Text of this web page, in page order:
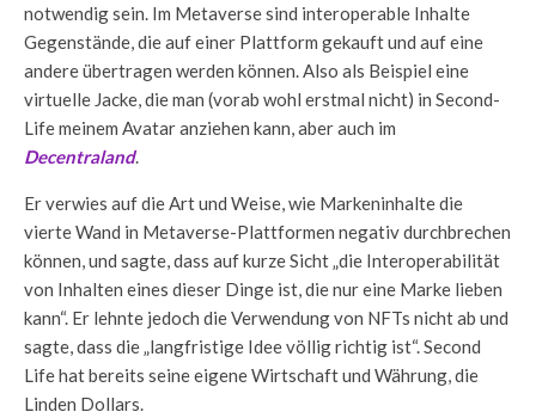
notwendig sein. Im Metaverse sind interoperable Inhalte
Gegenstände, die auf einer Plattform gekauft und auf eine
andere übertragen werden können. Also als Beispiel eine
virtuelle Jacke, die man (vorab wohl erstmal nicht) in Second-
Life meinem Avatar anziehen kann, aber auch im
Decentraland.
Er verwies auf die Art und Weise, wie Markeninhalte die
vierte Wand in Metaverse-Plattformen negativ durchbrechen
können, und sagte, dass auf kurze Sicht „die Interoperabilität
von Inhalten eines dieser Dinge ist, die nur eine Marke lieben
kann“. Er lehnte jedoch die Verwendung von NFTs nicht ab und
sagte, dass die „langfristige Idee völlig richtig ist“. Second
Life hat bereits seine eigene Wirtschaft und Währung, die
Linden Dollars.